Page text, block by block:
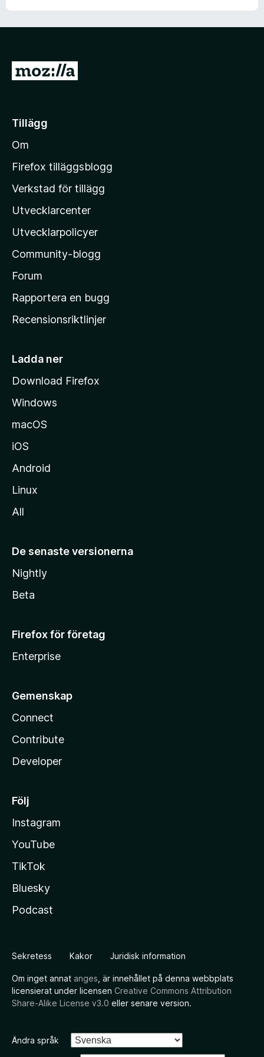
G
i
l
M
z
i
l
a
s
h
m
i
a
Tillägg
Om
Firefox tilläggsblogg
Verkstad för tillägg
Utvecklarcenter
Utvecklarpolicyer
Community-blogg
Forum
Rapportera en bugg
Recensionsriktlinjer
Ladda ner
Download Firefox
Windows
macOS
iOS
Android
Linux
All
De senaste versionerna
Nightly
Beta
Firefox för företag
Enterprise
Gemenskap
Connect
Contribute
Developer
Följ
Instagram
YouTube
TikTok
Bluesky
Podcast
Sekretess Kakor Juridisk information
Om inget annat anges , är innehållet på denna webbplats
licensierat under licensen Creative Commons Attribution
Share-Alike License v3.0 eller senare version.
Ändra språk